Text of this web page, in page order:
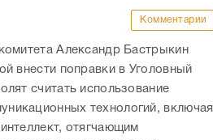
Комментарии
Александр Бастрыкин
внести поправки в Уголовный
считать использование
технологий, включая
отягчающим